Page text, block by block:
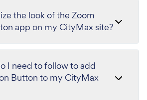
the look of the Zoom
app on my CityMax site?
I need to follow to add
Button to my CityMax